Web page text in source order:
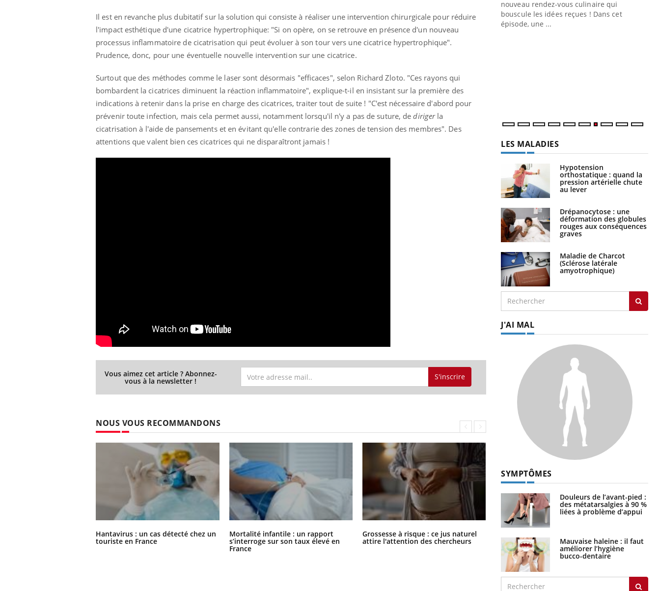
Il est en revanche plus dubitatif sur la solution qui consiste à réaliser une intervention chirurgicale pour réduire
l'impact esthétique d'une cicatrice hypertrophique: "Si on opère, on se retrouve en présence d'un nouveau
processus inflammatoire de cicatrisation qui peut évoluer à son tour vers une cicatrice hypertrophique".
Prudence, donc, pour une éventuelle nouvelle intervention sur une cicatrice.
Surtout que des méthodes comme le laser sont désormais "efficaces", selon Richard Zloto. "Ces rayons qui
bombardent la cicatrices diminuent la réaction inflammatoire", explique-t-il en insistant sur la première des
indications à retenir dans la prise en charge des cicatrices, traiter tout de suite ! "C'est nécessaire d'abord pour
prévenir toute infection, mais cela permet aussi, notamment lorsqu'il n'y a pas de suture, dedirigerla
cicatrisation à l'aide de pansements et en évitant qu'elle contrarie des zones de tension des membres". Des
attentions que valent bien ces cicatrices qui ne disparaîtront jamais !
Vous aimez cet article ? Abonnez-
vous à la newsletter ! S'inscrire
NOUS VOUS RECOMMANDONS
Hantavirus : un cas détecté chez un
touriste en France
Mortalité infantile : un rapport
s’interroge sur son taux élevé en
France
Grossesse à risque : ce jus naturel
attire l'attention des chercheurs vacances ?
diabète, c'est une période de questions, de
Un établissement lié à un groupe
mutualiste innove en matière de bilan de
santé : l'utilisation d'un « jumeau
numérique » permet ...
bouscule les idées reçues ! Dans cet
LES MALADIES
Hypotension
orthostatique : quand la
pression artérielle chute
au lever
Drépanocytose : une
déformation des globules
rouges aux conséquences
graves
Maladie de Charcot
(Sclérose latérale
amyotrophique)
J'AI MAL
SYMPTÔMES
Douleurs de l’avant-pied :
des métatarsalgies à 90 %
liées à problème d’appui
Mauvaise haleine : il faut
améliorer l’hygiène
bucco-dentaire